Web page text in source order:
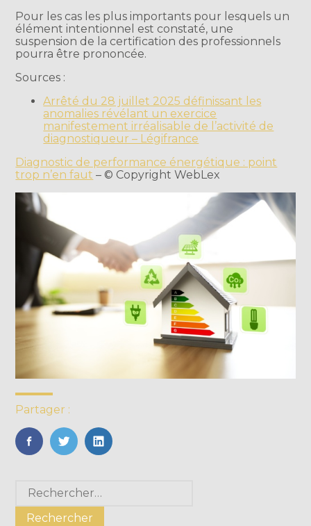
Pour les cas les plus importants pour lesquels un
élément intentionnel est constaté, une
suspension de la certification des professionnels
pourra être prononcée.
Sources :
Arrêté du 28 juillet 2025 définissant les
anomalies révélant un exercice
manifestement irréalisable de l’activité de
diagnostiqueur – Légifrance
Diagnostic de performance énergétique : point
trop n’en faut – © Copyright WebLex
Partager :
FaceBook
TwitterLinkedIn
Blog
sidebar
Rechercher :